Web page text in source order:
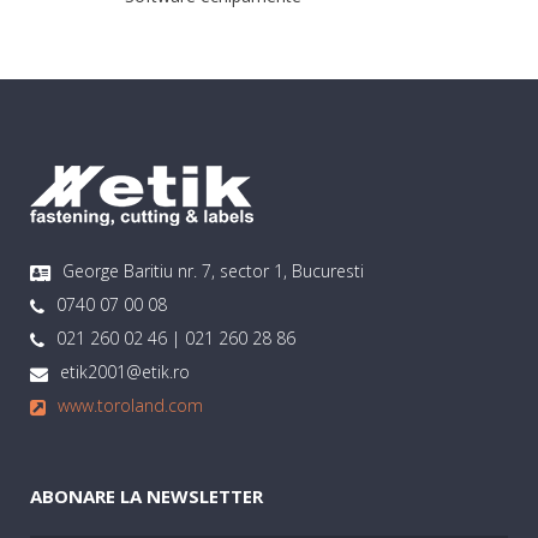
George Baritiu nr. 7, sector 1, Bucuresti
0740 07 00 08
021 260 02 46 | 021 260 28 86
etik2001@etik.ro
www.toroland.com
ABONARE LA NEWSLETTER